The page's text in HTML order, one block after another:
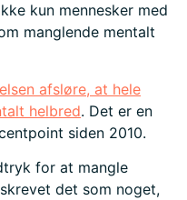
kun mennesker med
manglende mentalt
afsløre, at hele
helbred. Det er en
siden 2010.
for at mangle
det som noget,